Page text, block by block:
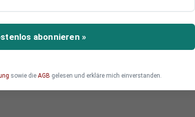
Doch aufgrund
Ihre Unterlagen
abonnieren »
sowie die AGB gelesen und erkläre mich einverstanden.